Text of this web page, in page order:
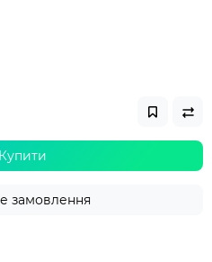
Купити
замовлення